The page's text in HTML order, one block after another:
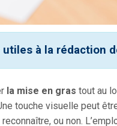
à la rédaction
la mise en grastout au
touche visuelle peut
ou non.